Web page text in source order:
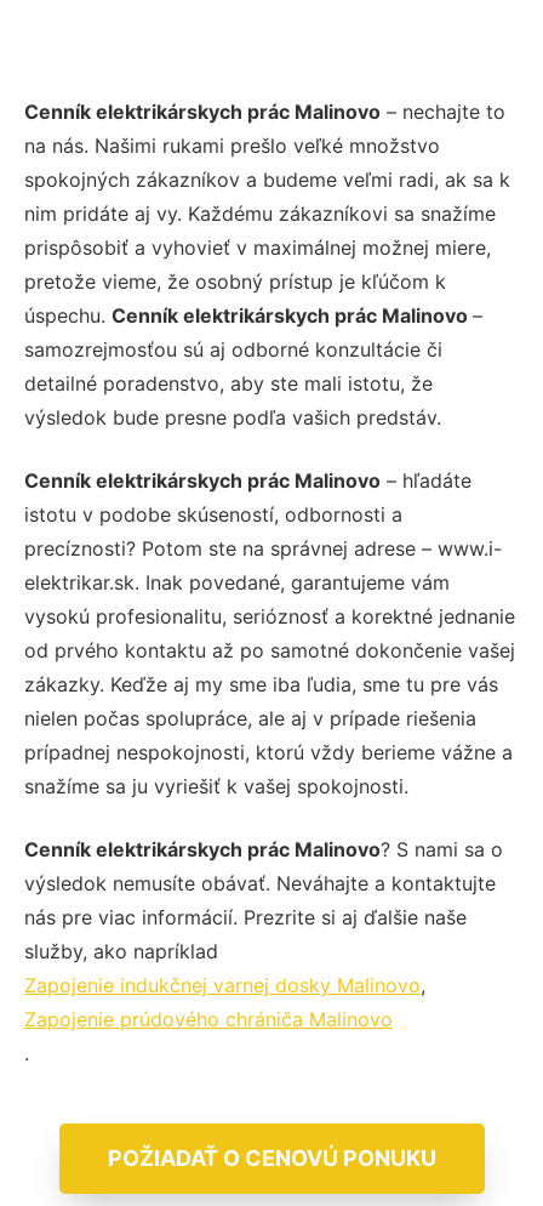
Cenník elektrikárskych prác Malinovo – nechajte to
na nás. Našimi rukami prešlo veľké množstvo
spokojných zákazníkov a budeme veľmi radi, ak sa k
nim pridáte aj vy. Každému zákazníkovi sa snažíme
prispôsobiť a vyhovieť v maximálnej možnej miere,
pretože vieme, že osobný prístup je kľúčom k
úspechu. Cenník elektrikárskych prác Malinovo –
samozrejmosťou sú aj odborné konzultácie či
detailné poradenstvo, aby ste mali istotu, že
výsledok bude presne podľa vašich predstáv.
Cenník elektrikárskych prác Malinovo – hľadáte
istotu v podobe skúseností, odbornosti a
precíznosti? Potom ste na správnej adrese – www.i-
elektrikar.sk. Inak povedané, garantujeme vám
vysokú profesionalitu, serióznosť a korektné jednanie
od prvého kontaktu až po samotné dokončenie vašej
zákazky. Keďže aj my sme iba ľudia, sme tu pre vás
nielen počas spolupráce, ale aj v prípade riešenia
prípadnej nespokojnosti, ktorú vždy berieme vážne a
snažíme sa ju vyriešiť k vašej spokojnosti.
Cenník elektrikárskych prác Malinovo? S nami sa o
výsledok nemusíte obávať. Neváhajte a kontaktujte
nás pre viac informácií. Prezrite si aj ďalšie naše
služby, ako napríklad
Zapojenie indukčnej varnej dosky Malinovo,
Zapojenie prúdového chrániča Malinovo
.
POŽIADAŤ O CENOVÚ PONUKU